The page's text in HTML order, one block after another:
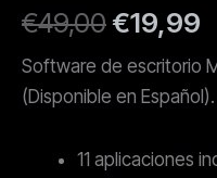
€49,00El
precio
original
era:
€19,99
Software de escritorio
(Disponible en Español).
11 aplicaciones